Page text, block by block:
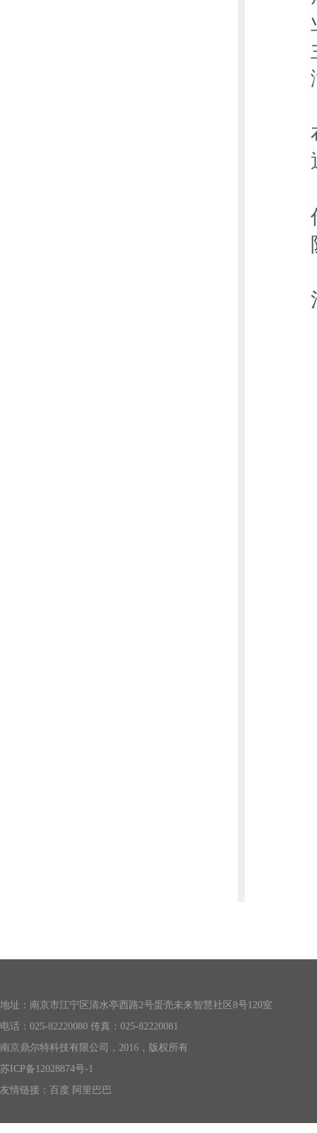
地址：南京市江宁区清水亭西路2号蛋壳未来智慧社区8号120室
电话：025-82220080 传真：025-82220081
南京鼎尔特科技有限公司，2016，版权所有
苏ICP备12028874号-1
友情链接： 百度 阿里巴巴